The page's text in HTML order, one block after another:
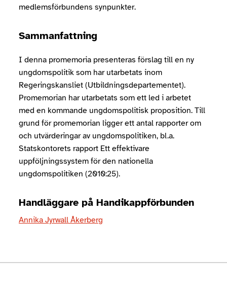
medlemsförbundens synpunkter.
Sammanfattning
I denna promemoria presenteras förslag till en ny
ungdomspolitik som har utarbetats inom
Regeringskansliet (Utbildningsdepartementet).
Promemorian har utarbetats som ett led i arbetet
med en kommande ungdomspolitisk proposition. Till
grund för promemorian ligger ett antal rapporter om
och utvärderingar av ungdomspolitiken, bl.a.
Statskontorets rapport Ett effektivare
uppföljningssystem för den nationella
ungdomspolitiken (2010:25).
Handläggare på Handikappförbunden
Annika Jyrwall Åkerberg